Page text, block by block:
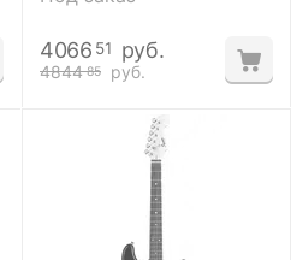
4844 85 руб.
4066 51 руб.